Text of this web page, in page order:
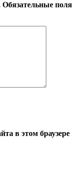
Обязательные поля
в этом браузере